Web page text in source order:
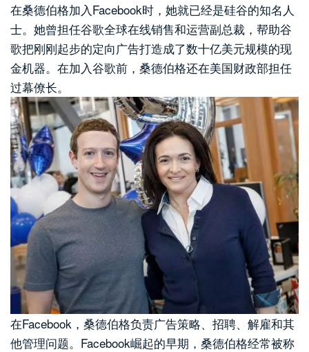
在桑德伯格加入Facebook时，她就已经是硅谷的知名人
士。她曾担任谷歌全球在线销售和运营副总裁，帮助谷
歌把刚刚起步的定向广告打造成了数十亿美元规模的现
金机器。在加入谷歌前，桑德伯格还在美国财政部担任
过幕僚长。
在Facebook，桑德伯格负责广告策略、招聘、解雇和其
他管理问题。Facebook崛起的早期，桑德伯格经常被称